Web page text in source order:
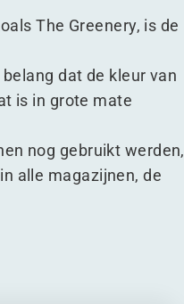
The Greenery, is de
dat de kleur van
is in grote mate
nog gebruikt werden,
alle magazijnen, de